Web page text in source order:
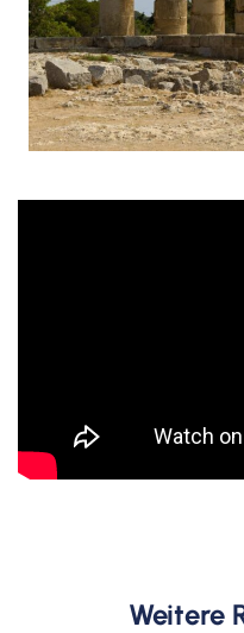
Weitere